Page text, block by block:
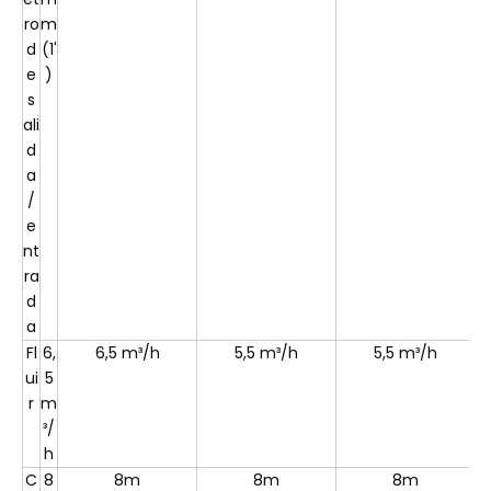
ro
d
e
s
ali
d
a
/
e
nt
ra
d
a
m
(1'
)
Fl
ui
r
6,
5
m
³/
h
6,5 m³/h 5,5 m³/h 5,5 m³/h
C 8
8m 8m 8m